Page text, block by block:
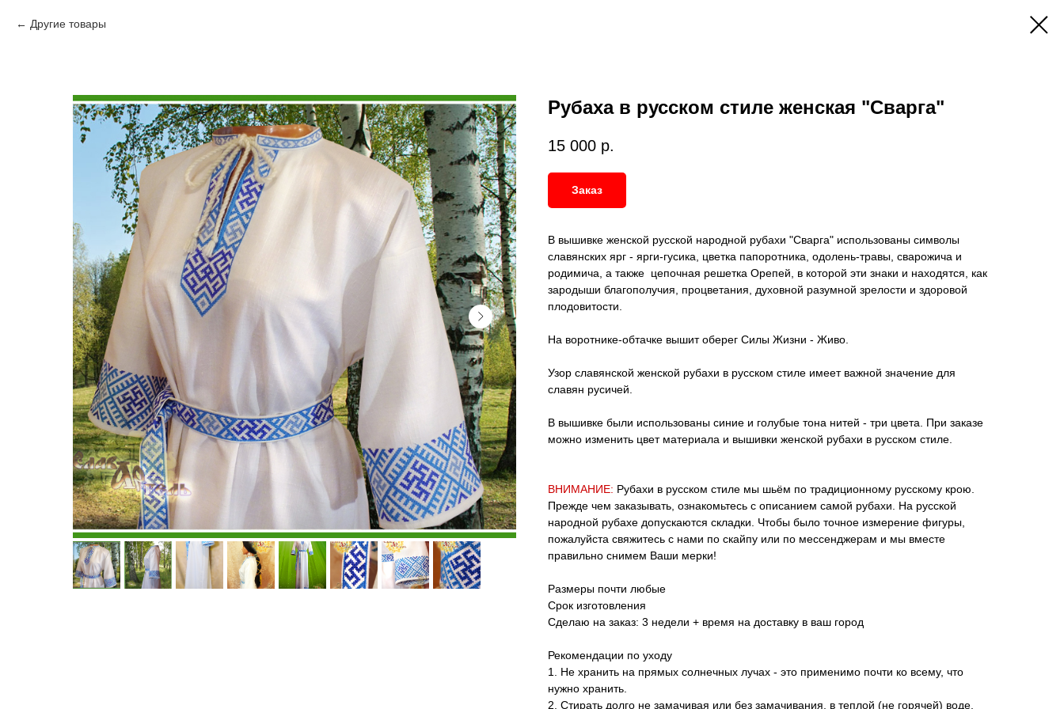
Другие товары
Рубаха в русском стиле женская "Сварга"
15 000 р.
Заказ
В вышивке женской русской народной рубахи "Сварга" использованы символы
славянских ярг - ярги-гусика, цветка папоротника, одолень-травы, сварожича и
родимича, а также цепочная решетка Орепей, в которой эти знаки и находятся, как
зародыши благополучия, процветания, духовной разумной зрелости и здоровой
плодовитости.
На воротнике-обтачке вышит оберег Силы Жизни - Живо.
Узор славянской женской рубахи в русском стиле имеет важной значение для
славян русичей.
В вышивке были использованы синие и голубые тона нитей - три цвета. При заказе
можно изменить цвет материала и вышивки женской рубахи в русском стиле.
ВНИМАНИЕ: Рубахи в русском стиле мы шьём по традиционному русскому крою.
Прежде чем заказывать, ознакомьтесь с описанием самой рубахи. На русской
народной рубахе допускаются складки. Чтобы было точное измерение фигуры,
пожалуйста свяжитесь с нами по скайпу или по мессенджерам и мы вместе
правильно снимем Ваши мерки!
Размеры почти любые
Срок изготовления
Сделаю на заказ: 3 недели + время на доставку в ваш город
Рекомендации по уходу
1. Не хранить на прямых солнечных лучах - это применимо почти ко всему, что
нужно хранить.
2. Стирать долго не замачивая или без замачивания, в теплой (не горячей) воде.